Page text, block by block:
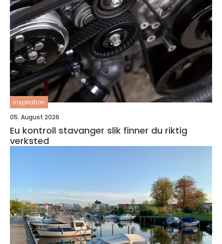
inspiration
05. August 2026
Eu kontroll stavanger slik finner du riktig
verksted